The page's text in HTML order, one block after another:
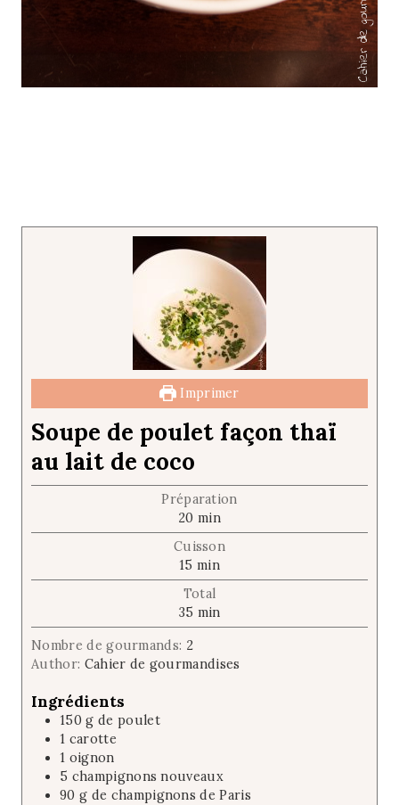
Imprimer
Soupe de poulet façon thaï
au lait de coco
Préparation
20m
i
n
u
t
e
s
min
Cuisson
15 m
i
n
u
t
e
min
Total
35 m
i
n
u
min
Nombre de gourmands: 2
Author: Cahier de gourmandises
Ingrédients
150 g de poulet
1 carotte
1 oignon
5 champignons nouveaux
90 g de champignons de Paris